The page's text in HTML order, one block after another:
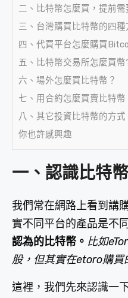
二、比特幣怎麼買，提前需
三、台灣購買比特幣的四種
四、代買平台怎麼購買
五、比特幣交易所怎麼買幣
六、場外怎麼買比特幣？
七、用合約怎麼買賣比特幣
八、其它投資比特幣的方式
你也許感興趣
一、認識比特
我們常在網路上看到講
實不同平台的產品是不
認為的比特幣。 比如
股，但其實在etoro購買
這裡，我們先來認識一